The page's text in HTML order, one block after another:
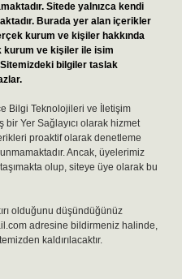
Sitede yalnızca kendi
Burada yer alan içerikler
kurum ve kişiler hakkında
kurum ve kişiler ile isim
bilgiler taslak
Bilgi Teknolojileri ve İletişim
bir Yer Sağlayıcı olarak hizmet
proaktif olarak denetleme
Ancak, üyelerimiz
olup, siteye üye olarak bu
olduğunu düşündüğünüz
adresine bildirmeniz halinde,
kaldırılacaktır.